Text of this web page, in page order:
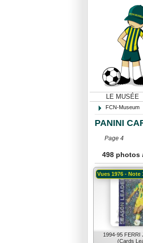
LE MUSÉE
FCN-Museum
PANINI
Page 4
498 photos
1994-95 FERRI
(Cards
Vues 1976 - Note